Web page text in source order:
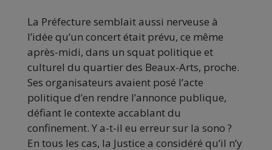
La Préfecture semblait aussi nerveuse à
l’idée qu’un concert était prévu, ce même
après-midi, dans un squat politique et
culturel du quartier des Beaux-Arts, proche.
Ses organisateurs avaient posé l’acte
politique d’en rendre l’annonce publique,
défiant le contexte accablant du
confinement. Y a-t-il eu erreur sur la sono ?
En tous les cas, la Justice a considéré qu’il n’y